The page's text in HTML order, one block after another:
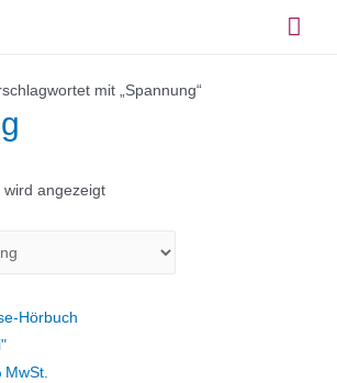
mit „Spannung“
wird angezeigt
MwSt.